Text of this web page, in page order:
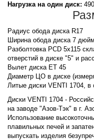
Нагрузка на один диск:
Радиус обода диска R17
Ширина обода диска 7
Разболтовка PCD 5x115
отверстий в диске "5" и
Вылет диска ET 45
Диаметр ЦО в диске
Литые диски VENTI 1704, в
Диски VENTI 1704 -
на заводе "Азов-Тэк" в г.
Использование
плавильных печей и
выпускать изделия